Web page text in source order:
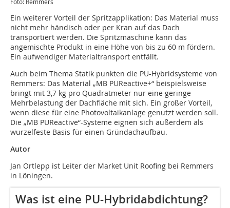
Ein weiterer Vorteil der Spritzapplikation: Das Material muss
nicht mehr händisch oder per Kran auf das Dach
transportiert werden. Die Spritzmaschine kann das
angemischte Produkt in eine Höhe von bis zu 60 m fördern.
Ein aufwendiger Materialtransport entfällt.
Auch beim Thema Statik punkten die PU-Hybridsysteme von
Remmers: Das Material „MB PUReactive+“ beispielsweise
bringt mit 3,7 kg pro Quadratmeter nur eine geringe
Mehrbelastung der Dachfläche mit sich. Ein großer Vorteil,
wenn diese für eine Photovoltaikanlage genutzt werden soll.
Die „MB PUReactive“-Systeme eignen sich außerdem als
wurzelfeste Basis für einen Gründachaufbau.
Autor
Jan Ortlepp ist Leiter der Market Unit Roofing bei Remmers
in Löningen.
Was ist eine PU-Hybridabdichtung?